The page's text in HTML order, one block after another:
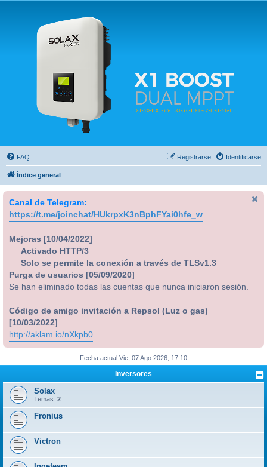
Solax FAQ
Lugar para intercambiar dudas sobre inversores solares Solax y temas relacionados.
FAQ Identificarse
Registrarse
Índice general
Canal de Telegram:
https://t.me/joinchat/HUkrpxK3nBphFYai0hfe_w
Mejoras [10/04/2022]
Activado HTTP/3
Solo se permite la conexión a través de TLSv1.3
Purga de usuarios [05/09/2020]
Se han eliminado todas las cuentas que nunca iniciaron sesión.
Código de amigo invitación a Repsol (Luz o gas)
[10/03/2022]
http://aklam.io/nXkpb0
Fecha actual Vie, 07 Ago 2026, 17:10
Inversores
Solax
Temas: 2
Fronius
Victron